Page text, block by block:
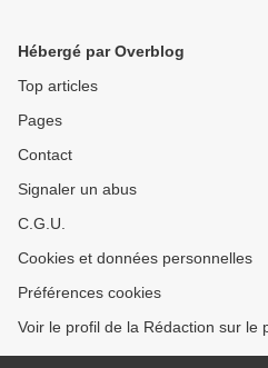
Hébergé par Overblog
Top articles
Pages
Contact
Signaler un abus
C.G.U.
Cookies et données personnelles
Préférences cookies
Voir le profil de la Rédaction sur le